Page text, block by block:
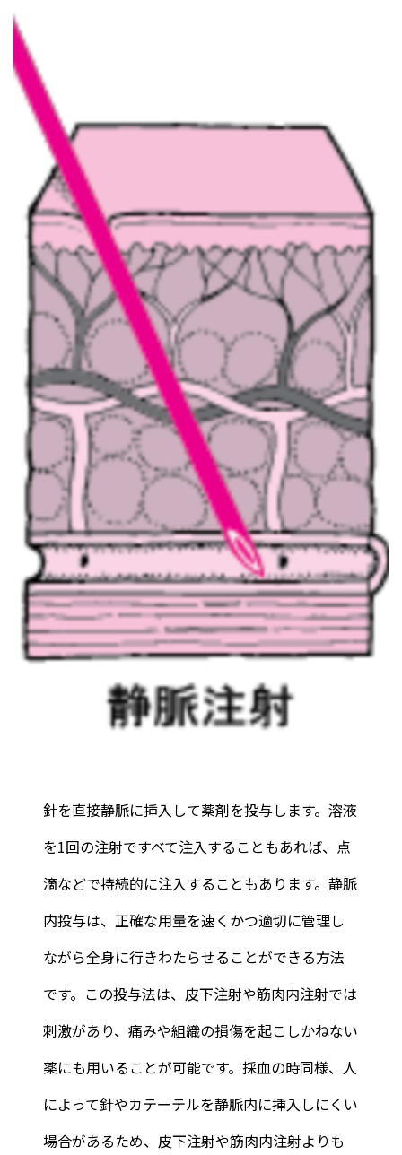
針を直接静脈に挿入して薬剤を投与します。溶液
を1回の注射ですべて注入することもあれば、点
滴などで持続的に注入することもあります。静脈
内投与は、正確な用量を速くかつ適切に管理し
ながら全身に行きわたらせることができる方法
です。この投与法は、皮下注射や筋肉内注射では
刺激があり、痛みや組織の損傷を起こしかねない
薬にも用いることが可能です。採血の時同様、人
によって針やカテーテルを静脈内に挿入しにくい
場合があるため、皮下注射や筋肉内注射よりも